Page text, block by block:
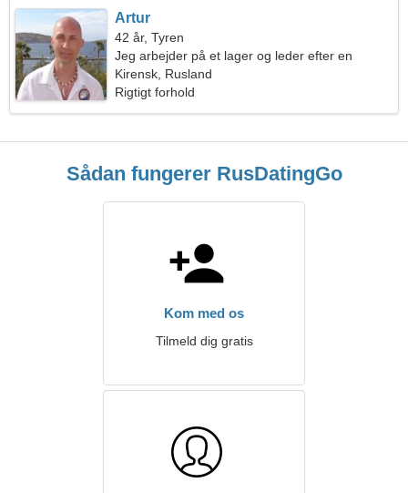
Artur
42 år, Tyren
Jeg arbejder på et lager og leder efter en
ekstraordinær kvinde
Kirensk, Rusland
Rigtigt forhold
Sådan fungerer RusDatingGo
Kom med os
Tilmeld dig gratis